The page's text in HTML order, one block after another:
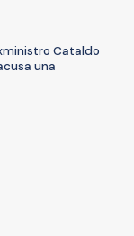
Cataldo
una